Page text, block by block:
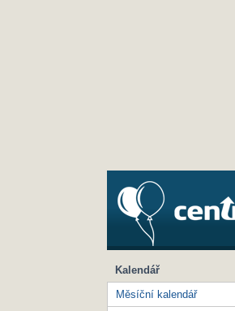
Kalendář
Měsíční kalendář